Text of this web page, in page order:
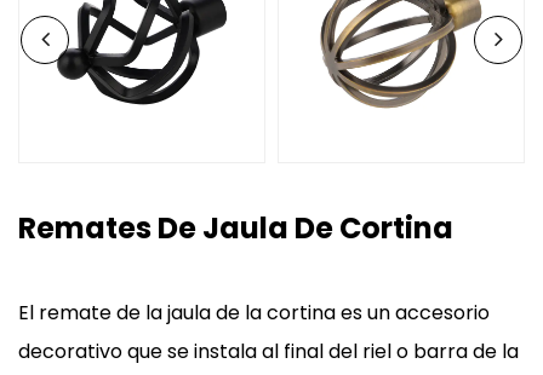
Remates De Jaula De Cortina
El remate de la jaula de la cortina es un accesorio
decorativo que se instala al final del riel o barra de la